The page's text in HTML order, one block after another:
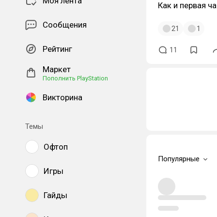
Сообщения
Рейтинг
Маркет
Пополнить PlayStation
Викторина
Темы
Офтоп
Игры
Гайды
Как и первая
21 1
11
Популярные